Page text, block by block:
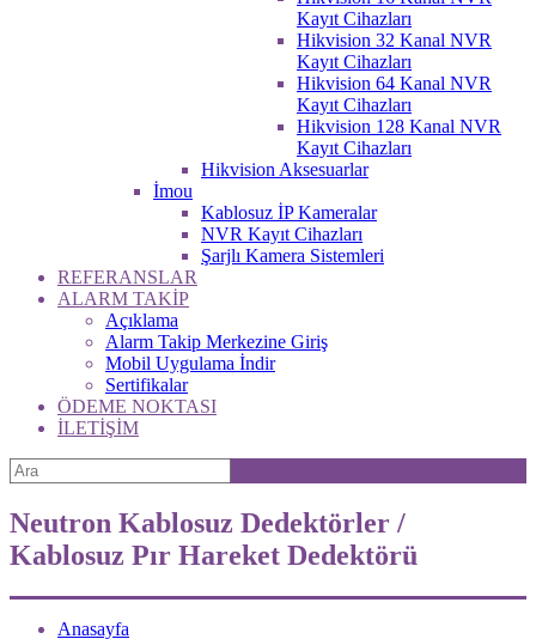
Kayıt Cihazları
Hikvision 32 Kanal NVR
Kayıt Cihazları
Hikvision 64 Kanal NVR
Kayıt Cihazları
Hikvision 128 Kanal NVR
Kayıt Cihazları
Hikvision Aksesuarlar
İmou
Kablosuz İP Kameralar
NVR Kayıt Cihazları
Şarjlı Kamera Sistemleri
REFERANSLAR
ALARM TAKİP
Açıklama
Alarm Takip Merkezine Giriş
Mobil Uygulama İndir
Sertifikalar
ÖDEME NOKTASI
İLETİŞİM
Neutron Kablosuz Dedektörler /
Kablosuz Pır Hareket Dedektörü
Anasayfa